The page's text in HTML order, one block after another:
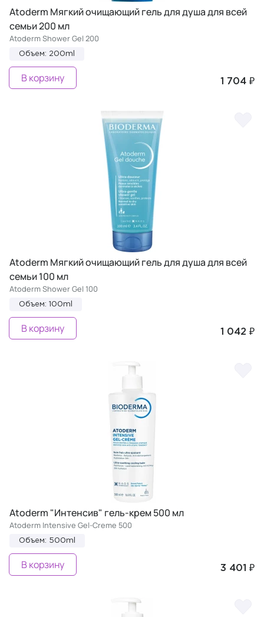
Atoderm Мягкий очищающий гель для душа для всей
семьи 200 мл
Atoderm Shower Gel 200
Объем: 200ml
1 704 ₽
В корзину
Atoderm Мягкий очищающий гель для душа для всей
семьи 100 мл
Atoderm Shower Gel 100
Объем: 100ml
1 042 ₽
В корзину
Atoderm "Интенсив" гель-крем 500 мл
Atoderm Intensive Gel-Creme 500
Объем: 500ml
3 401 ₽
В корзину